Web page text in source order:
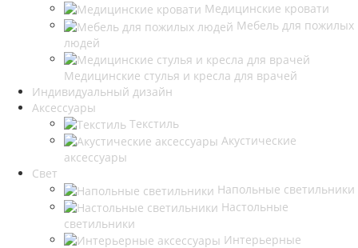
Медицинские кровати
Мебель для пожилых
людей
Медицинские стулья и кресла для врачей
Индивидуальный дизайн
Аксессуары
Текстиль
Акустические
аксессуары
Свет
Напольные светильники
Настольные
светильники
Интерьерные